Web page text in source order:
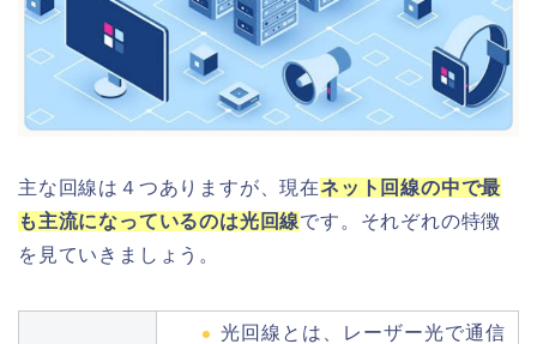
主な回線は４つありますが、現在ネット回線の中で最
も主流になっているのは光回線です。それぞれの特徴
を見ていきましょう。
光回線とは、レーザー光で通信